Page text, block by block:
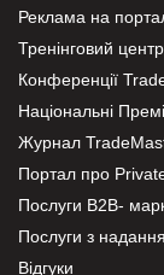
Реклама на
Тренінговий центр
Конференції
Національні
Журнал
Портал про
Послуги В2В-
Послуги з
Відгуки